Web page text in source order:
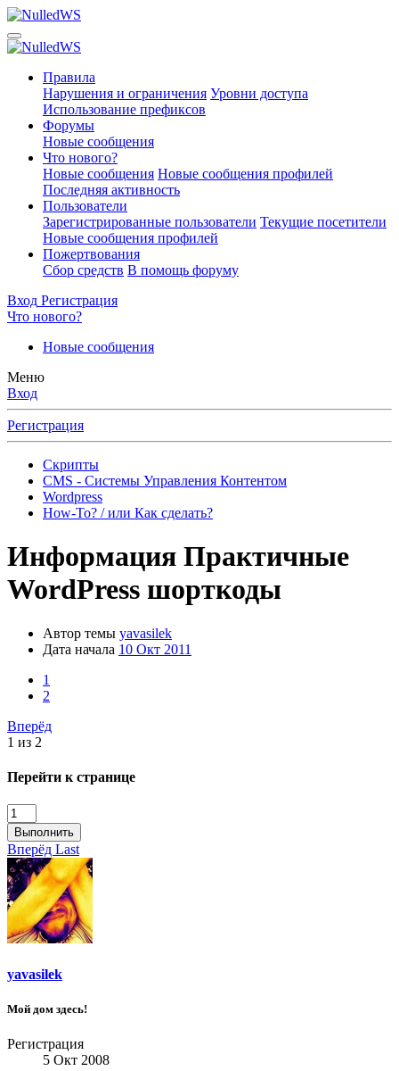
Правила
Нарушения и ограничения Уровни доступа
Использование префиксов
Форумы
Новые сообщения
Что нового?
Новые сообщения Новые сообщения профилей
Последняя активность
Пользователи
Зарегистрированные пользователи Текущие посетители
Новые сообщения профилей
Пожертвования
Сбор средств В помощь форуму
Вход Регистрация
Что нового?
Новые сообщения
Меню
Вход
Регистрация
Скрипты
CMS - Системы Управления Контентом
Wordpress
How-To? / или Как сделать?
Информация Практичные
WordPress шорткоды
Автор темы yavasilek
Дата начала 10 Окт 2011
1
2
Вперёд
1 из 2
Перейти к странице
Выполнить
Вперёд Last
yavasilek
Мой дом здесь!
Регистрация
5 Окт 2008